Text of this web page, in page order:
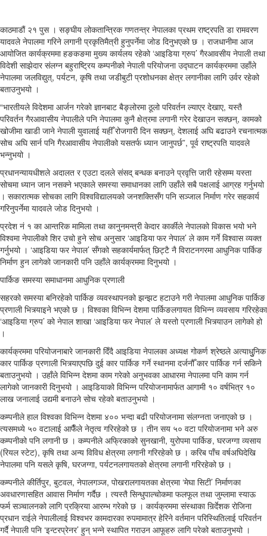
काठमाडौं २१ पुस । सङ्घीय लोकतान्त्रिक गणतन्त्र नेपालका प्रथम राष्ट्रपति डा रामवरण
यादवले नेपालमा गरिने लगानी प्रकृतिमैत्री हुनुपर्नेमा जोड दिनुभएको छ । राजधानीमा आज
आयोजित कार्यक्रममा हङकङमा मुख्य कार्यलय रहेको ‘आइडिया ग्रुप’ गैरआवसीय नेपाली तथा
विदेशी साझेदार संलग्न बहुराष्ट्रिय कम्पनीको नेपाली परियोजना उद्घाटन कार्यक्रममा उहाँले
नेपालमा जलविद्युत्, पर्यटन, कृषि तथा जडीबुटी प्रशोधनका क्षेत्र लगानीका लागि उर्वर रहेको
बताउनुभयो ।
“भारतीयले विदेशमा आर्जन गरेको ज्ञानबाट बैङ्लोरमा ठूलो परिवर्तन ल्याएर देखाए, यस्तै
परिवर्तन गैरआवासीय नेपालीले पनि नेपालमा कुनै क्षेत्रमा लगानी गरेर देखाउन सक्छन्, कामको
खोजीमा खाडी जाने नेपाली युवालाई यहीँ रोजगारी दिन सक्छन्, देशलाई अघि बढाउने रचनात्मक
सोच अघि सार्न पनि गैरआवासीय नेपालीको यसतर्फ ध्यान जानुपर्छ”, पूर्व राष्ट्रपति यादवले
भन्नुभयो ।
प्रधानन्यायधीशले अदालत र एउटा दलले संसद् बन्धक बनाउने प्रवृत्ति जारी रहेसम्म यस्ता
सोचमा ध्यान जान नसक्ने भएकाले समस्या समाधानका लागि उहाँले सबै पक्षलाई आग्रह गर्नुभयो
। सकारात्मक सोचका लागि विश्वविद्यालयको जनशक्तिसँग पनि सञ्जाल निर्माण गरेर सहकार्य
गरिनुपर्नेमा यादवले जोड दिनुभयो ।
प्रदेश नं १ का आन्तरिक मामिला तथा कानुनमन्त्री केदार कार्कीले नेपालको विकास भयो भने
विश्वमा नेपालीको शिर उचो हुने सोच अनुसार ‘आइडिया फर नेपाल’ ले काम गर्ने विश्वास व्यक्त
गर्नुभयो । ‘आइडिया फर नेपाल’ सँगको सहकार्यमार्फत् छिट्टै नै विराटनगरमा आधुनिक पार्किङ
निर्माण हुन लागेको जानकारी पनि उहाँले कार्यक्रममा दिनुभयो ।
पार्किङ समस्या समाधानमा आधुनिक प्रणाली
सहरको समस्या बनिरहेको पार्किङ व्यवस्थापनको झन्झट हटाउने गरी नेपालमा आधुनिक पार्किङ
प्रणाली भित्र्याइने भएको छ । विश्वका विभिन्न देशमा पार्किङलगायत विभिन्न व्यवसाय गरिरहेका
‘आइडिया ग्रुप’ को नेपाल शाखा ‘आइडिया फर नेपाल’ ले यस्तो प्रणाली भित्र्याउन लागेको हो
।
कार्यक्रममा परियोजनाबारे जानकारी दिँदै आइडिया नेपालका अध्यक्ष गोकर्ण श्रेष्ठले अत्याधुुनिक
कार पार्किङ प्रणाली भित्र्याएपछि दुई कार पार्किङ गर्ने स्थानमा दर्जनौँ कार पार्किङ गर्न सकिने
बताउनुभयो । उहाँले विभिन्न देशमा काम गरेको अनुभवका आधारमा नेपालमा पनि काम गर्न
लागेको जानकारी दिनुभयो । आइडियाको विभिन्न परियोजनामार्फत आगामी १० वर्षभित्र १०
लाख जनालाई उद्यमी बनाउने सोच रहेको बताउनुभयो ।
कम्पनीले हाल विश्वका विभिन्न देशमा ४०० भन्दा बढी परियोजनामा संलग्नता जनाएको छ ।
त्यसमध्ये ५० वटालाई आफैँले नेतृत्व गरिरहेको छ । तीन सय ५० वटा परियोजनामा भने अरु
कम्पनीको पनि लगानी छ । कम्पनीले अफ्रिकाको सुनखानी, युरोपमा पार्किङ, घरजग्गा व्यसाय
(रियल स्टेट), कृषि तथा अन्य विविध क्षेत्रमा लगानी गरिरहेको छ । करिब पाँच वर्षअघिदेखि
नेपालमा पनि यसले कृषि, घरजग्गा, पर्यटनलगायतको क्षेत्रमा लगानी गरिरहेको छ ।
कम्पनीले कीर्तिपुर, बुटवल, नेपालगञ्ज, पोखरालगायतका क्षेत्रमा ‘मेघा सिटी’ निर्माणका
अवधारणासहित आवास निर्माण गर्दैछ । त्यस्तै सिन्धुपाल्चोकमा फलफूल तथा जुम्लामा स्याऊ
फर्म सञ्चालनको लागि प्रक्रिया आरम्भ गरेको छ । कार्यक्रममा संस्थाका निर्र्देशक रोजिना
प्रधान राईले नेपालीलाई विश्वभर कामदारका रुपमामात्र हेरिने वर्तमान परिस्थितिलाई परिवर्तन
गर्दै नेपाली पनि ‘इन्टरप्रेनर’ हुन् भन्ने स्थापित गराउन आफूहरु लागि परेको बताउनुभयो ।